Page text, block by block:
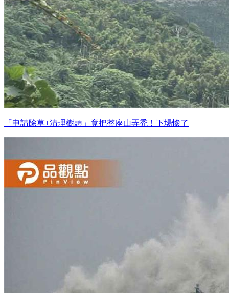
「申請除草+清理樹頭」竟把整座山弄禿！下場慘了